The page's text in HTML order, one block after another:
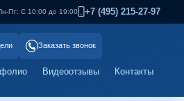
Пт: С 10:00 до 19:00 +7 (495) 215-27-97
Заказать звонок
Видеоотзывы Контакты